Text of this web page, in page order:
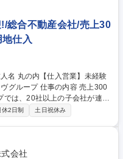
総合不動産会社/売上30
仕入
内容 売上300
では、20社以上の子会社が連携
築・販売・管理までを一気通
や仲介会社を訪問し、土地に
地や周辺環境を調査・確認■
2日制 土日祝休み
会社